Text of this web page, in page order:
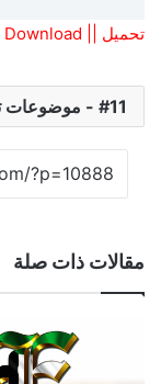
تحميل || Download
11 - موضوعات تعبير E
مقالات ذات صلة